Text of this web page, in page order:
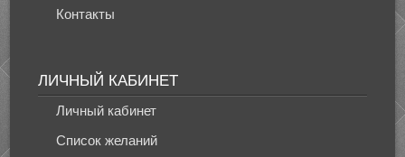
Контакты
ЛИЧНЫЙ КАБИНЕТ
Личный кабинет
Список желаний